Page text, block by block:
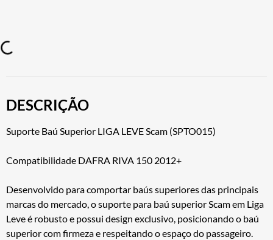
DESCRIÇÃO
Suporte Baú Superior LIGA LEVE Scam (SPTO015)
Compatibilidade DAFRA RIVA 150 2012+
Desenvolvido para comportar baús superiores das principais
marcas do mercado, o suporte para baú superior Scam em Liga
Leve é robusto e possui design exclusivo, posicionando o baú
superior com firmeza e respeitando o espaço do passageiro.